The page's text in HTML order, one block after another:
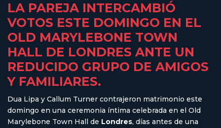
LA PAREJA INTERCAMBIÓ
VOTOS ESTE DOMINGO EN EL
OLD MARYLEBONE TOWN
HALL DE LONDRES ANTE UN
REDUCIDO GRUPO DE AMIGOS
Y FAMILIARES.
Dua Lipa y Callum Turner contrajeron matrimonio este
domingo en una ceremonia íntima celebrada en el Old
Marylebone Town Hall de Londres, días antes de una